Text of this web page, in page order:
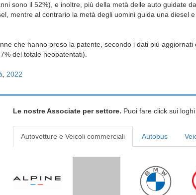
sono il 52%), e inoltre, più della metà delle auto guidate
mentre al contrario la metà degli uomini guida una diesel
che hanno preso la patente, secondo i dati più aggiornati
del totale neopatentati).
2022
Le nostre Associate per settore. Puoi fare click sui
Autovetture e Veicoli commerciali Autobus